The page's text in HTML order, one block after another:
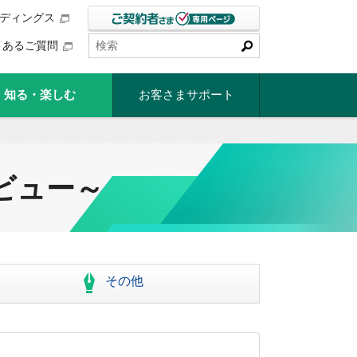
知る・楽しむ お客さまサポート
るご質問
ィングス
ュー～
その他